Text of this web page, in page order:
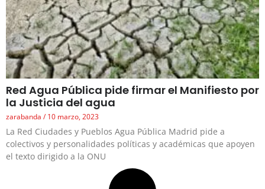
Red Agua Pública pide firmar el Manifiesto por
la Justicia del agua
zarabanda 10 marzo, 2023
La Red Ciudades y Pueblos Agua Pública Madrid pide a
colectivos y personalidades políticas y académicas que apoyen
el texto dirigido a la ONU